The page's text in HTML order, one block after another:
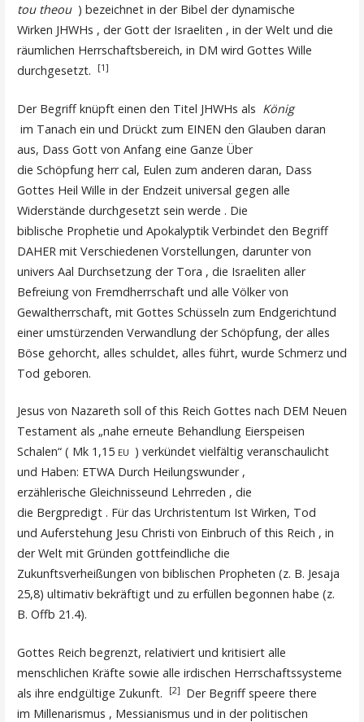
tou theou ) bezeichnet in der Bibel der dynamische
Wirken JHWHs , der Gott der Israeliten , in der Welt und die
räumlichen Herrschaftsbereich, in DM wird Gottes Wille
durchgesetzt.
[1]
Der Begriff knüpft einen den Titel JHWHs als König
im Tanach ein und Drückt zum EINEN den Glauben daran
aus, Dass Gott von Anfang eine Ganze Über
die Schöpfung herr cal, Eulen zum anderen daran, Dass
Gottes Heil Wille in der Endzeit universal gegen alle
Widerstände durchgesetzt sein werde . Die
biblische Prophetie und Apokalyptik Verbindet den Begriff
DAHER mit Verschiedenen Vorstellungen, darunter von
univers Aal Durchsetzung der Tora , die Israeliten aller
Befreiung von Fremdherrschaft und alle Völker von
Gewaltherrschaft, mit Gottes Schüsseln zum Endgerichtund
einer umstürzenden Verwandlung der Schöpfung, der alles
Böse gehorcht, alles schuldet, alles führt, wurde Schmerz und
Tod geboren.
Jesus von Nazareth soll of this Reich Gottes nach DEM Neuen
Testament als „nahe erneute Behandlung Eierspeisen
Schalen“ ( Mk 1,15 EU ) verkündet vielfältig veranschaulicht
und Haben: ETWA Durch Heilungswunder ,
erzählerische Gleichnisseund Lehrreden , die
die Bergpredigt . Für das Urchristentum Ist Wirken, Tod
und Auferstehung Jesu Christi von Einbruch of this Reich , in
der Welt mit Gründen gottfeindliche die
Zukunftsverheißungen von biblischen Propheten (z. B. Jesaja
25,8) ultimativ bekräftigt und zu erfüllen begonnen habe (z.
B. Offb 21.4).
Gottes Reich begrenzt, relativiert und kritisiert alle
menschlichen Kräfte sowie alle irdischen Herrschaftssysteme
als ihre endgültige Zukunft.
[2] Der Begriff speere there
im Millenarismus , Messianismus und in der politischen